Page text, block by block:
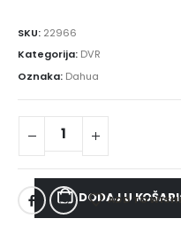
SKU: 22966
Kategorija: DVR
Oznaka: Dahua
DODAJ U
ADD TO